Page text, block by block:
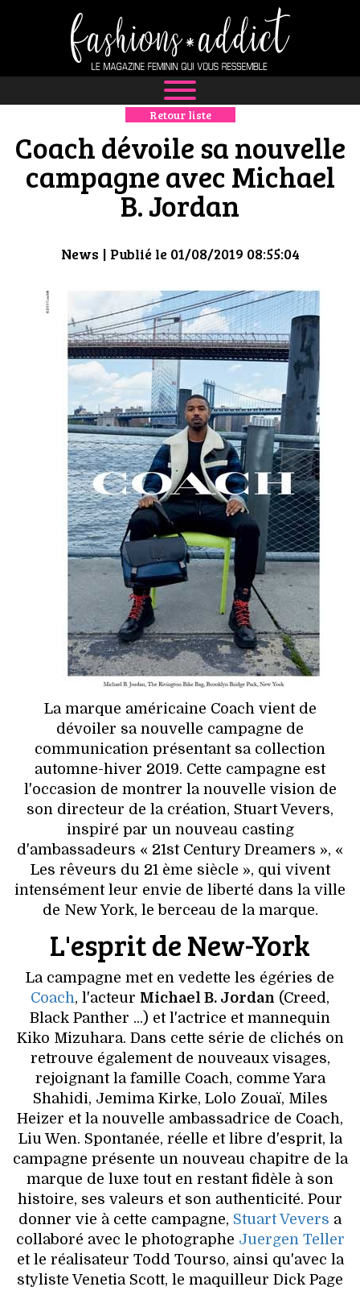
NEWS
MODE
LUXE
DÉFILÉS
BOUTIQUE
CULTURE
HIGH TECH
MAISON
AUTO
LIEUX TENDANCES
BEAUTÉ
MODE DE RUE
JEUNES CRÉATEURS
HISTOIRE DES MARQUES
DÉCO
VOYAGES & LOISIRS
Retour liste
Coach dévoile sa nouvelle
campagne avec Michael
B. Jordan
News | Publié le 01/08/2019 08:55:04
La marque américaine Coach vient de
dévoiler sa nouvelle campagne de
communication présentant sa collection
automne-hiver 2019. Cette campagne est
l'occasion de montrer la nouvelle vision de
son directeur de la création, Stuart Vevers,
inspiré par un nouveau casting
d'ambassadeurs « 21st Century Dreamers », «
Les rêveurs du 21 ème siècle », qui vivent
intensément leur envie de liberté dans la ville
de New York, le berceau de la marque.
L'esprit de New-York
La campagne met en vedette les égéries de
Coach, l'acteur Michael B. Jordan (Creed,
Black Panther ...) et l'actrice et mannequin
Kiko Mizuhara. Dans cette série de clichés on
retrouve également de nouveaux visages,
rejoignant la famille Coach, comme Yara
Shahidi, Jemima Kirke, Lolo Zouaï, Miles
Heizer et la nouvelle ambassadrice de Coach,
Liu Wen. Spontanée, réelle et libre d'esprit, la
campagne présente un nouveau chapitre de la
marque de luxe tout en restant fidèle à son
histoire, ses valeurs et son authenticité. Pour
donner vie à cette campagne, Stuart Vevers a
collaboré avec le photographe Juergen Teller
et le réalisateur Todd Tourso, ainsi qu'avec la
styliste Venetia Scott, le maquilleur Dick Page